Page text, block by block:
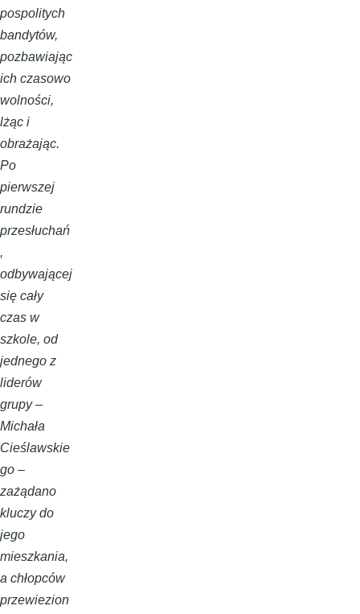
pospolitych
bandytów,
pozbawiając
ich czasowo
wolności,
lżąc i
obrażając.
Po
pierwszej
rundzie
przesłuchań
,
odbywającej
się cały
czas w
szkole, od
jednego z
liderów
grupy –
Michała
Cieślawskie
go –
zażądano
kluczy do
jego
mieszkania,
a chłopców
przewiezion